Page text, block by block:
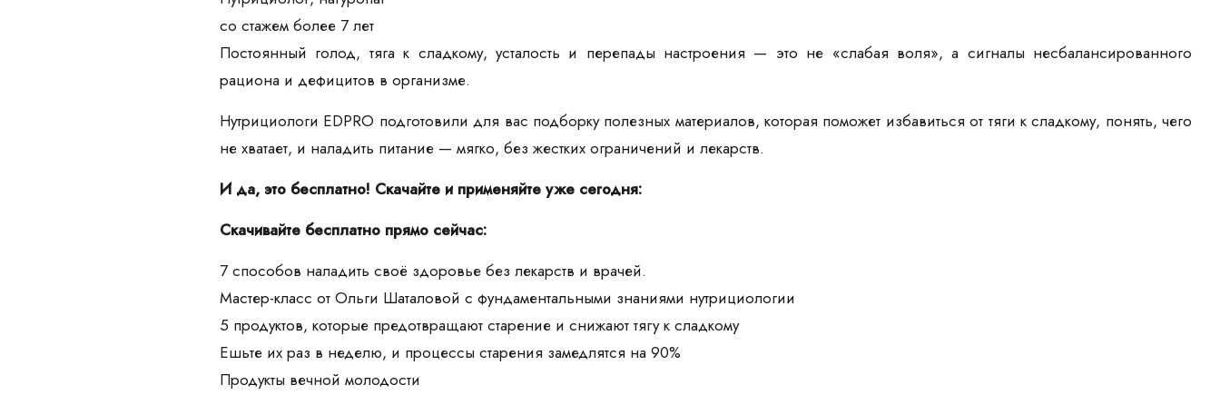
со стажем более 7 лет
Постоянный голод, тяга к сладкому, усталость и перепады настроения — это не «слабая воля», а сигналы несбалансированного
рациона и дефицитов в организме.
Нутрициологи EDPRO подготовили для вас подборку полезных материалов, которая поможет избавиться от тяги к сладкому, понять, чего
не хватает, и наладить питание — мягко, без жестких ограничений и лекарств.
И да, это бесплатно! Скачайте и применяйте уже сегодня:
Скачивайте бесплатно прямо сейчас:
7 способов наладить своё здоровье без лекарств и врачей.
Мастер-класс от Ольги Шаталовой с фундаментальными знаниями нутрициологии
5 продуктов, которые предотвращают старение и снижают тягу к сладкому
Ешьте их раз в неделю, и процессы старения замедлятся на 90%
Продукты вечной молодости